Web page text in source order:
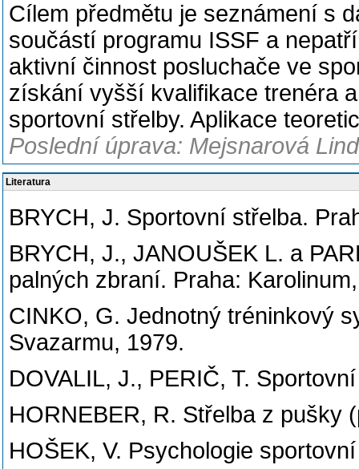
Cílem předmětu je seznámení s
součástí programu ISSF a
aktivní činnost posluchače ve
získání vyšší kvalifikace trenéra
sportovní střelby. Aplikace
Poslední úprava: Mejsnarová
Literatura
BRYCH, J. Sportovní střelba.
BRYCH, J., JANOUŠEK L. a
palných zbraní. Praha:
CINKO, G. Jednotný tréninkový
Svazarmu, 1979.
DOVALIL, J., PERIČ, T.
HORNEBER, R. Střelba z pušky
HOŠEK, V. Psychologie